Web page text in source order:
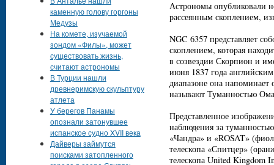
Астрономы опубликовали
рассеянным скоплением,
NGC 6357 представляет
скоплением, которая
в созвездии Скорпион и
июня 1837 года
диапазоне она напоминает
называют Туманностью
Представленное
наблюдения за
«Чандра» и «ROSAT»
телескопа «Спитцер»
телескопа United Kingdom
каменную голову горгоны
Медузы
На комете, изучаемой
зондом «Филы», может
существовать жизнь,
считают астрономы
В Турции нашли
древнеримскую скульптуру
атлета
У берегов Панамы
опознали затонувшее
испанское судно XVII века
Дайверы займутся
поисками затопленного